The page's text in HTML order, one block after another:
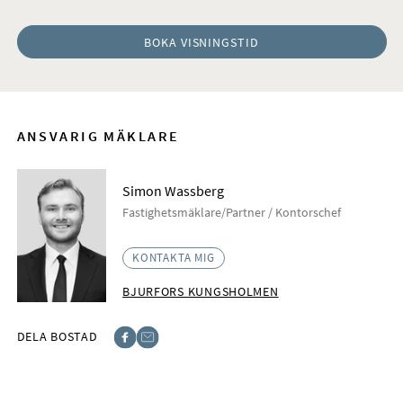
BOKA VISNINGSTID
ANSVARIG MÄKLARE
Simon Wassberg
Fastighetsmäklare/Partner / Kontorschef
KONTAKTA MIG
BJURFORS KUNGSHOLMEN
DELA BOSTAD